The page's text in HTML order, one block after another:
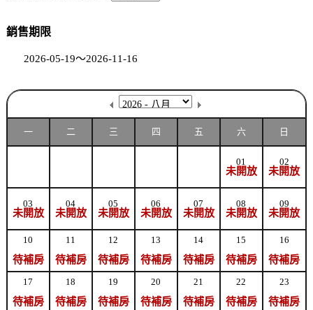
銷售期限
2026-05-19～2026-11-16
一 二 三 四 五 六 日
01
未開放
02
未開放
03
未開放
04
未開放
05
未開放
06
未開放
07
未開放
08
未開放
09
未開放
10
待補房
11
待補房
12
待補房
13
待補房
14
待補房
15
待補房
16
待補房
17
待補房
18
待補房
19
待補房
20
待補房
21
待補房
22
待補房
23
待補房